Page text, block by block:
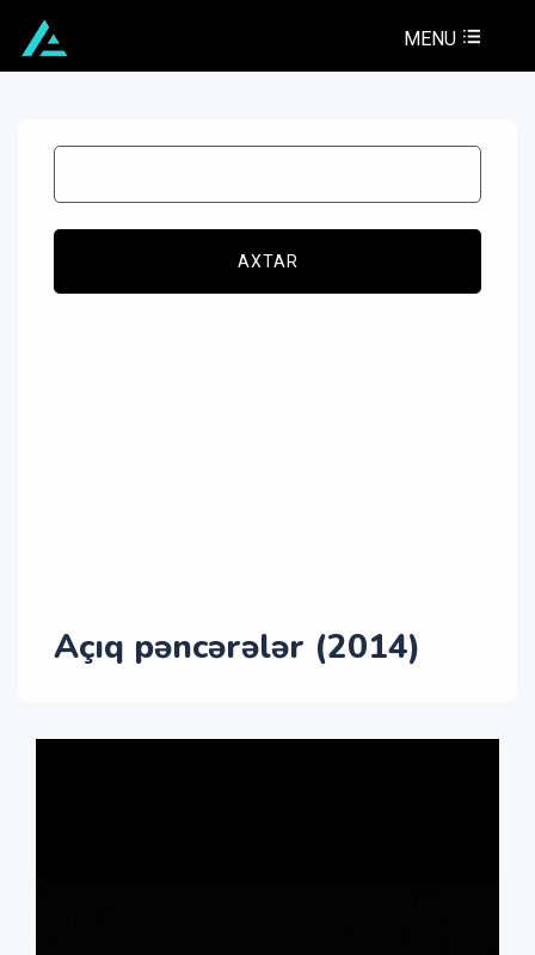
MENU
AXTAR
Açıq pəncərələr (2014)